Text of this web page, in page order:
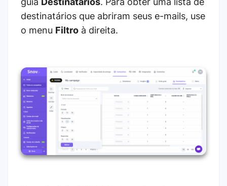
destinatários que abriram seus e-mails, use
o menu Filtro à direita.